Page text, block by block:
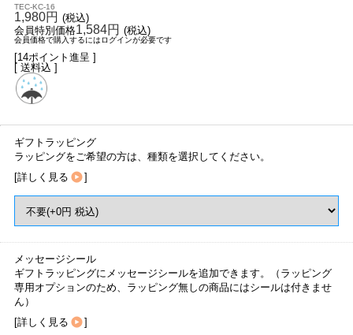
TEC-KC-16
1,980円 (税込)
会員特別価格1,584円 (税込)
会員価格で購入するにはログインが必要です
[14ポイント進呈 ]
[ 送料込 ]
ギフトラッピング
ラッピングをご希望の方は、種類を選択してください。
[詳しく見る ]
メッセージシール
ギフトラッピングにメッセージシールを追加できます。（ラッピング
専用オプションのため、ラッピング無しの商品にはシールは付きませ
ん）
[詳しく見る ]